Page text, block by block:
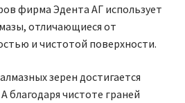
фирма Эдента АГ использует
отличающиеся от
и чистотой поверхности.
зерен достигается
благодаря чистоте граней